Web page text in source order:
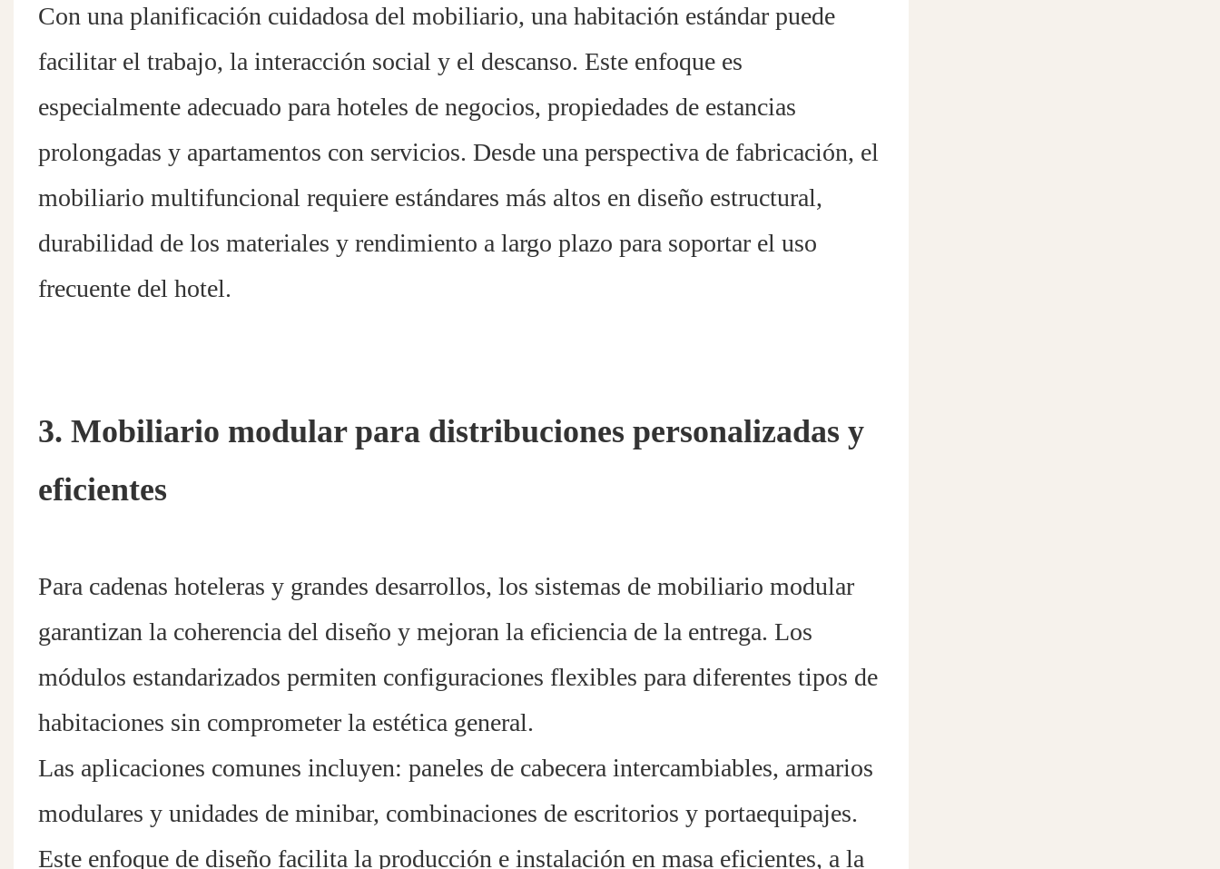
Con una planificación cuidadosa del mobiliario, una habitación estándar puede
facilitar el trabajo, la interacción social y el descanso. Este enfoque es
especialmente adecuado para hoteles de negocios, propiedades de estancias
prolongadas y apartamentos con servicios. Desde una perspectiva de fabricación, el
mobiliario multifuncional requiere estándares más altos en diseño estructural,
durabilidad de los materiales y rendimiento a largo plazo para soportar el uso
frecuente del hotel.
3. Mobiliario modular para distribuciones personalizadas y
eficientes
Para cadenas hoteleras y grandes desarrollos, los sistemas de mobiliario modular
garantizan la coherencia del diseño y mejoran la eficiencia de la entrega. Los
módulos estandarizados permiten configuraciones flexibles para diferentes tipos de
habitaciones sin comprometer la estética general.
Las aplicaciones comunes incluyen: paneles de cabecera intercambiables, armarios
modulares y unidades de minibar, combinaciones de escritorios y portaequipajes.
Este enfoque de diseño facilita la producción e instalación en masa eficientes, a la